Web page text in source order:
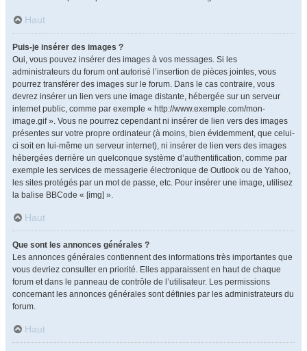
Haut
Puis-je insérer des images ?
Oui, vous pouvez insérer des images à vos messages. Si les
administrateurs du forum ont autorisé l’insertion de pièces jointes, vous
pourrez transférer des images sur le forum. Dans le cas contraire, vous
devrez insérer un lien vers une image distante, hébergée sur un serveur
internet public, comme par exemple « http://www.exemple.com/mon-
image.gif ». Vous ne pourrez cependant ni insérer de lien vers des images
présentes sur votre propre ordinateur (à moins, bien évidemment, que celui-
ci soit en lui-même un serveur internet), ni insérer de lien vers des images
hébergées derrière un quelconque système d’authentification, comme par
exemple les services de messagerie électronique de Outlook ou de Yahoo,
les sites protégés par un mot de passe, etc. Pour insérer une image, utilisez
la balise BBCode « [img] ».
Haut
Que sont les annonces générales ?
Les annonces générales contiennent des informations très importantes que
vous devriez consulter en priorité. Elles apparaissent en haut de chaque
forum et dans le panneau de contrôle de l’utilisateur. Les permissions
concernant les annonces générales sont définies par les administrateurs du
forum.
Haut